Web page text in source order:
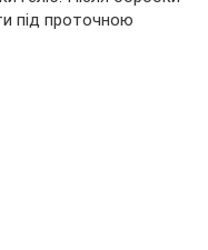
під проточною